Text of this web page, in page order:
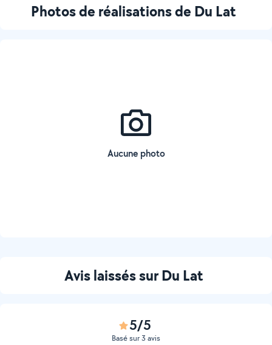
Photos de réalisations de Du Lat
Aucune photo
Avis laissés sur Du Lat
5/5
Basé sur 3 avis